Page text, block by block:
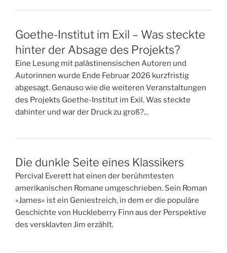
Goethe-Institut im Exil – Was steckte
hinter der Absage des Projekts?
Eine Lesung mit palästinensischen Autoren und
Autorinnen wurde Ende Februar 2026 kurzfristig
abgesagt. Genauso wie die weiteren Veranstaltungen
des Projekts Goethe-Institut im Exil. Was steckte
dahinter und war der Druck zu groß?...
Die dunkle Seite eines Klassikers
Percival Everett hat einen der berühmtesten
amerikanischen Romane umgeschrieben. Sein Roman
»James« ist ein Geniestreich, in dem er die populäre
Geschichte von Huckleberry Finn aus der Perspektive
des versklavten Jim erzählt.